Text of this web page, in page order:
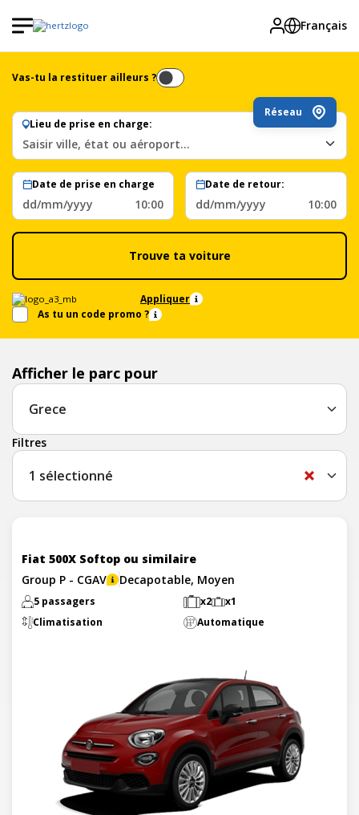
Français
Vas-tu la restituer ailleurs ?
Lieu de prise en charge:
Réseau
Saisir ville, état ou aéroport…
Date de prise en charge
dd/mm/yyyy 10:00
Date de retour:
dd/mm/yyyy 10:00
Trouve ta voiture
As tu un code promo ?
Appliquer
Afficher le parc pour
Filtres
1 sélectionné
Fiat 500X Softop ou similaire
Group P - CGAV
Decapotable, Moyen
5 passagers x2
x1
Climatisation
Automatique